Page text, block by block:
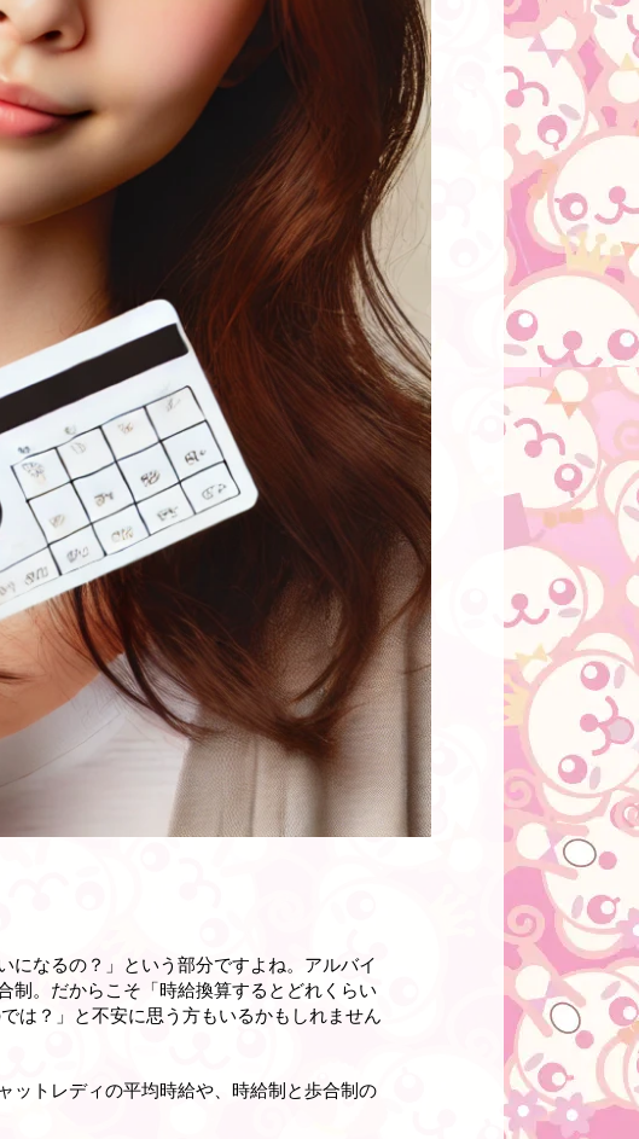
になるの？」という部分ですよね。アルバイ
制。だからこそ「時給換算するとどれくらい
は？」と不安に思う方もいるかもしれません
ットレディの平均時給や、時給制と歩合制の